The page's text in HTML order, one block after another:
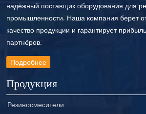
надёжный поставщик оборудования для
промышленности. Наша компания берет
качество продукции и гарантирует
партнёров.
Подробнее
Продукция
Резиносмесители